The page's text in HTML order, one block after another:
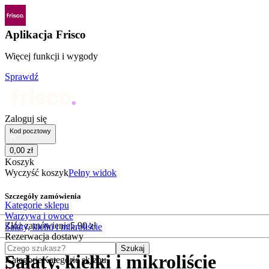
Aplikacja Frisco
Więcej funkcji i wygody
Sprawdź
Zaloguj się
Kod pocztowy
0,00 zł
Koszyk
Wyczyść koszykPełny widok
Szczegóły zamówienia
Złóż zamówienie5,90 zł
Rezerwacja dostawy
Czego szukasz?
Szukaj
KategorieKategorie sklepu
Kategorie sklepu
Warzywa i owoce
Sałaty, kiełki i mikroliście
Sałaty, kiełki i mikroliście